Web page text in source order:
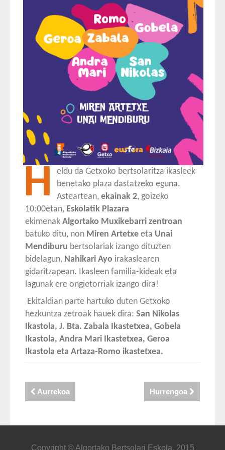
H
eldu da Getxoko bertsolaritza ikasleek
benetako plaza dastatzeko eguna.
Asteartean, ekainak 2, goizeko
10:00etan, Eskolatik Plazara
ekimenak Algortako Muxikebarri zentroan
batuko ditu, non Miren Artetxe eta Unai
Mendiburu bertsolariak izango dituzten
bidelagun, Nahikari Ayo irakaslearen
gidaritzapean. Ikasleen familia-kideak eta
lagunak ere ongietorriak izango dira!
Ekitaldian parte hartuko duten Getxoko
hezkuntza zetroak hauek dira: San Nikolas
Ikastola, J. Bta. Zabala Ikastetxea, Gobela
Ikastola, Andra Mari Ikastetxea, Geroa
Ikastola eta Artaza-Romo ikastetxea.
Aurrekoa Hurrengoa
Copyright © Algortako Bertsolari Eskola. 2015